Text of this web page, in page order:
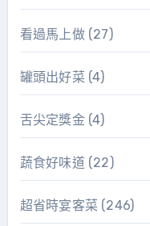
看過馬上做(27)
罐頭出好菜 (4)
舌尖定獎金(4)
蔬食好味道 (22)
超省時宴客菜 (246)